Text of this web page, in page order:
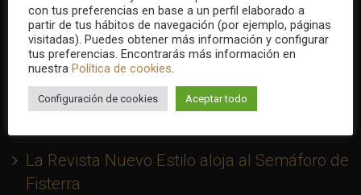
Recent Posts
pQliar Consulting, la otra “Q” del Semáforo
Bienvenidos a mi Hotel, con Primera parada:
La Revista Nuevo Estilo aloja al Semáforo de
Fisterra
con tus preferencias en base a un perfil elaborado a
partir de tus hábitos de navegación (por ejemplo, páginas
visitadas). Puedes obtener más información y configurar
tus preferencias. Encontrarás más información en
nuestra Política de cookies.
Configuración de cookies Aceptar todo